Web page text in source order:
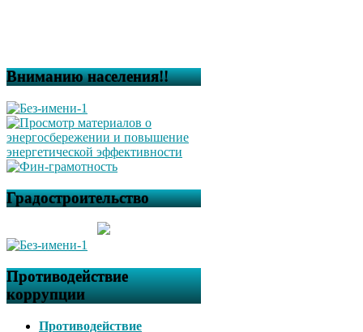
Вниманию населения!!
Градостроительство
Противодействие
коррупции
Противодействие